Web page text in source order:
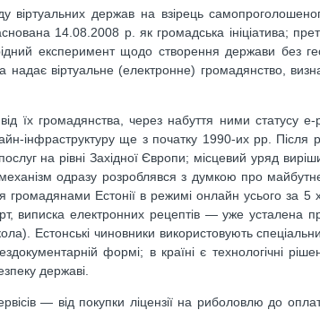
віртуальних держав на взірець
14.08.2008 р. як громадська ініціатива;
експеримент щодо створення держави без
віртуальне (електронне) громадянство,
їх громадянства, через набуття ними статусу
інфраструктуру ще з початку 1990-их рр.
на рівні Західної Європи; місцевий уряд
одразу розроблявся з думкою про
громадянами Естонії в режимі онлайн усього за 5
електронних рецептів — уже усталена
Естонські чиновники використовують
формі; в країні є технологічні
державі.
— від покупки ліцензії на риболовлю до